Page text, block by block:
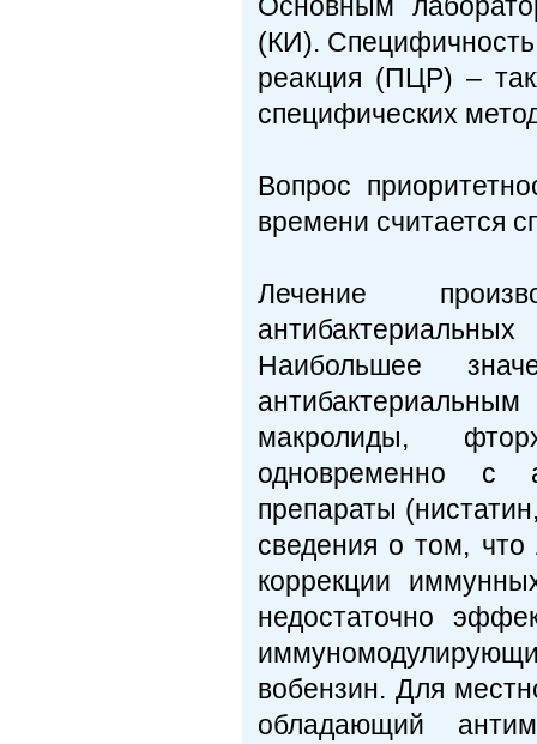
(КИ). Специфичность
реакция (ПЦР) –
специфических
Вопрос
времени считается
Лечение
Наибольшее
макролиды,
одновременно с
препараты
сведения о том,
коррекции
недостаточно
вобензин. Для
обладающий